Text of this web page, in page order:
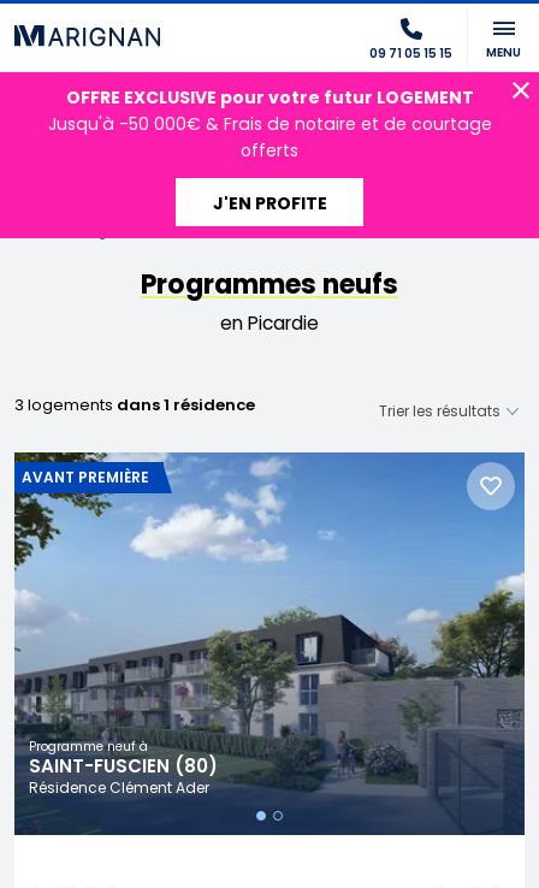
09 71 05 15 15 MENU
OFFRE EXCLUSIVE pour votre futur LOGEMENT
Jusqu'à -50 000€ & Frais de notaire et de courtage
offerts
J'EN PROFITE
Programmes neufs Hauts-de-France Picardie
Programmes neufs
en Picardie
3 logements dans 1 résidence
Programme neuf à
SAINT-FUSCIEN (80)
Résidence Clément Ader
AVANT PREMIÈRE